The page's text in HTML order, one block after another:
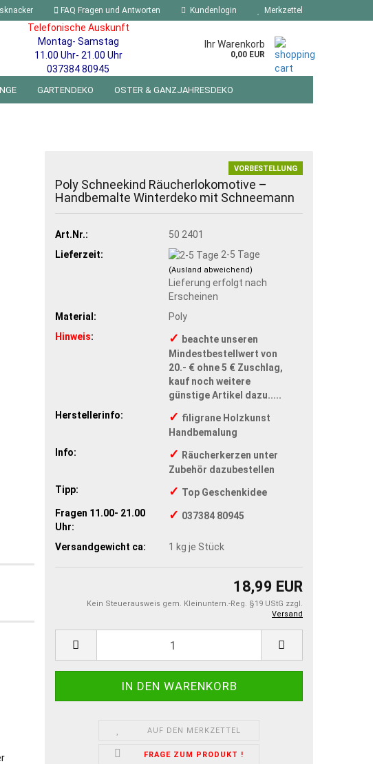
FAQ Fragen und Antworten Kundenlogin Merkzettel
Telefonische Auskunft
Montag- Samstag
11.00 Uhr- 21.00 Uhr
037384 80945
Ihr Warenkorb
0,00 EUR
GARTENDEKO OSTER & GANZJAHRESDEKO
VORBESTELLUNG
Poly Schneekind Räucherlokomotive –
Handbemalte Winterdeko mit Schneemann
Art.Nr.:
50 2401
Lieferzeit:
2-5 Tage
(Ausland abweichend)
Lieferung erfolgt nach
Erscheinen
Material:
Poly
Hinweis: ✓ beachte unseren
Mindestbestellwert von
20.- € ohne 5 € Zuschlag,
kauf noch weitere
günstige Artikel dazu.....
Herstellerinfo:
✓ filigrane Holzkunst
Handbemalung
Info:
✓ Räucherkerzen unter
Zubehör dazubestellen
Tipp:
✓ Top Geschenkidee
Fragen 11.00- 21.00
Uhr:
✓ 037384 80945
Versandgewicht ca: 1 kg je Stück
18,99 EUR
Kein Steuerausweis gem. Kleinuntern.-Reg. §19 UStG zzgl.
Versand
AUF DEN MERKZETTEL
FRAGE ZUM PRODUKT !